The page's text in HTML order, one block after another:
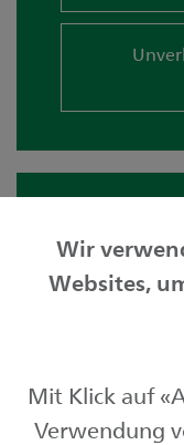
Mein
Privatkunden
Börse und Märkte
Wir
Websites,
Mit Klick auf
Verwendung